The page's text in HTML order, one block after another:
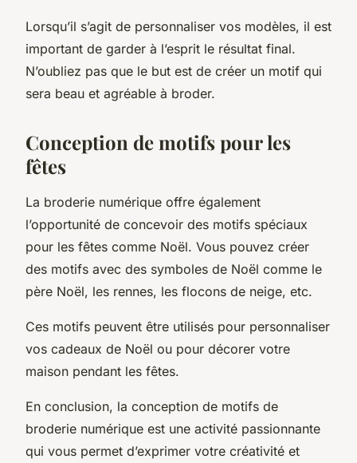
Lorsqu’il s’agit de personnaliser vos modèles, il est
important de garder à l’esprit le résultat final.
N’oubliez pas que le but est de créer un motif qui
sera beau et agréable à broder.
Conception de motifs pour les
fêtes
La broderie numérique offre également
l’opportunité de concevoir des motifs spéciaux
pour les fêtes comme Noël. Vous pouvez créer
des motifs avec des symboles de Noël comme le
père Noël, les rennes, les flocons de neige, etc.
Ces motifs peuvent être utilisés pour personnaliser
vos cadeaux de Noël ou pour décorer votre
maison pendant les fêtes.
En conclusion, la conception de motifs de
broderie numérique est une activité passionnante
qui vous permet d’exprimer votre créativité et